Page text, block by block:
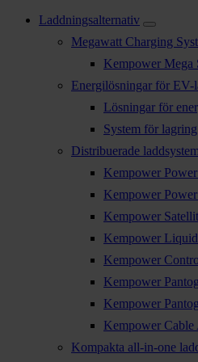
Laddningsalternativ
Megawatt Charging
Kempower Mega
Energilösningar för EV-
Lösningar för
System för
Distribuerade laddsystem
Kempower
Kempower
Kempower
Kempower
Kempower
Kempower
Kempower
Kempower Cable
Kompakta all-in-one